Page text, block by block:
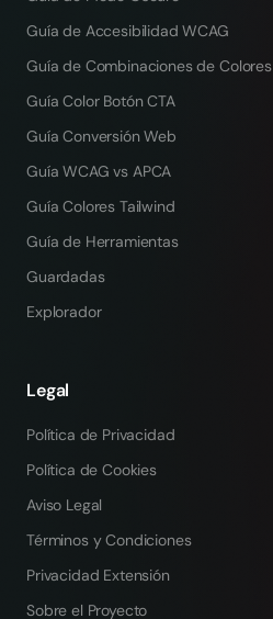
Guía de Accesibilidad WCAG
Guía de Combinaciones de Colores
Guía Color Botón CTA
Guía Conversión Web
Guía WCAG vs APCA
Guía Colores Tailwind
Guía de Herramientas
Guardadas
Explorador
Legal
Política de Privacidad
Política de Cookies
Aviso Legal
Términos y Condiciones
Privacidad Extensión
Sobre el Proyecto